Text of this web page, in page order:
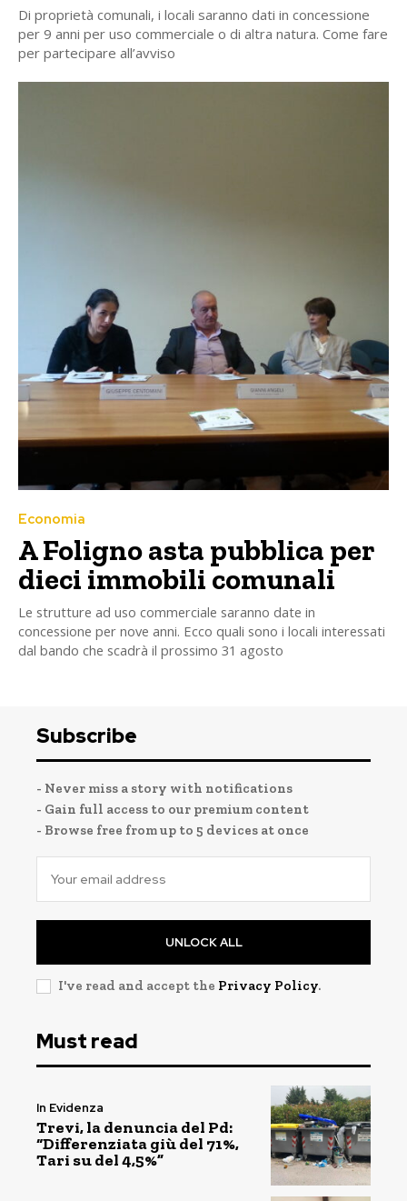
Di proprietà comunali, i locali saranno dati in concessione
per 9 anni per uso commerciale o di altra natura. Come fare
per partecipare all’avviso
Economia
A Foligno asta pubblica per
dieci immobili comunali
Le strutture ad uso commerciale saranno date in
concessione per nove anni. Ecco quali sono i locali interessati
dal bando che scadrà il prossimo 31 agosto
Subscribe
- Never miss a story with notifications
- Gain full access to our premium content
- Browse free from up to 5 devices at once
UNLOCK ALL
I've read and accept the Privacy Policy.
Must read
In Evidenza
Trevi, la denuncia del Pd:
“Differenziata giù del 71%,
Tari su del 4,5%”